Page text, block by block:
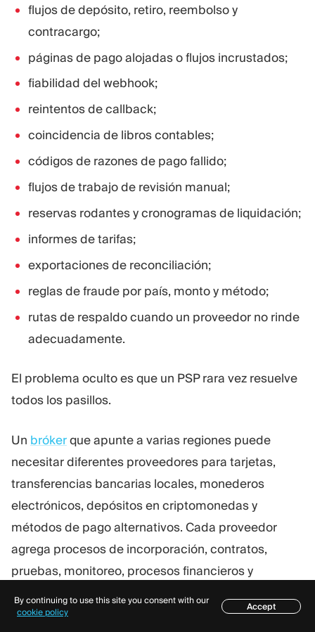
flujos de depósito, retiro, reembolso y
contracargo;
páginas de pago alojadas o flujos incrustados;
fiabilidad del webhook;
reintentos de callback;
coincidencia de libros contables;
códigos de razones de pago fallido;
flujos de trabajo de revisión manual;
reservas rodantes y cronogramas de liquidación;
informes de tarifas;
exportaciones de reconciliación;
reglas de fraude por país, monto y método;
rutas de respaldo cuando un proveedor no rinde
adecuadamente.
El problema oculto es que un PSP rara vez resuelve
todos los pasillos.
Un brókerque apunte a varias regiones puede
necesitar diferentes proveedores para tarjetas,
transferencias bancarias locales, monederos
electrónicos, depósitos en criptomonedas y
métodos de pago alternativos. Cada proveedor
agrega procesos de incorporación, contratos,
pruebas, monitoreo, procesos financieros y
Índice
By continuing to use this site you consent with our
cookie policy
Accept